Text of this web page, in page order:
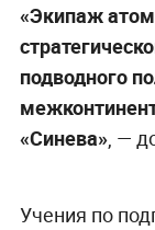
«Экипаж
подводного
«Синева», —
Учения по